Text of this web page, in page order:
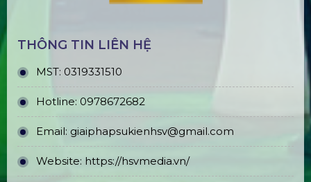
THÔNG TIN LIÊN HỆ
MST: 0319331510
Hotline: 0978672682
Email: giaiphapsukienhsv@gmail.com
Website: https://hsvmedia.vn/